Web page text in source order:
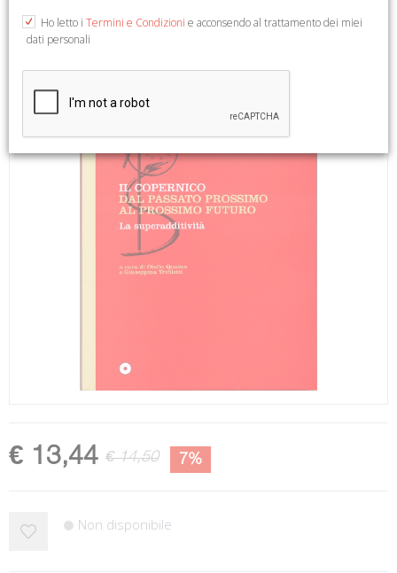
2004; br., pp. 192, ill. b/n, cm 17x24.
€ 13,44 € 14,50 7%
Non disponibile
Ho letto i Termini e Condizioni e acconsendo al trattamento dei miei
dati personali